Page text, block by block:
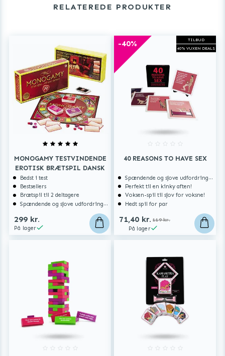
RELATEREDE PRODUKTER
MONOGAMY TESTVINDENDE
EROTISK BRÆTSPIL DANSK
Bedst i test
Bestsellers
Brætspil til 2 deltagere
Spændende og sjove udfordringer
299 kr.
På lager
TILBUD
40% VUXEN DEALS
-40%
40 REASONS TO HAVE SEX
Spændende og sjove udfordringer
Perfekt til en kinky aften!
Voksen-spil til sjov for voksne!
Hedt spil for par
71,40 kr. 119 kr.
På lager